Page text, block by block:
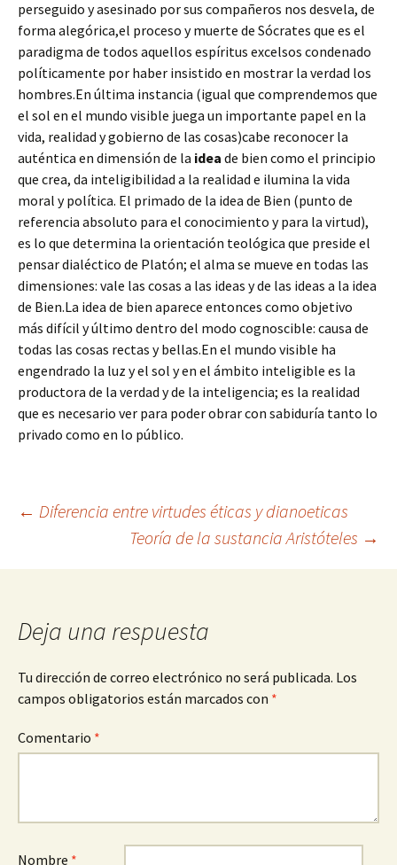
perseguido y asesinado por sus compañeros nos desvela, de
forma alegórica,el proceso y muerte de Sócrates que es el
paradigma de todos aquellos espíritus excelsos condenado
políticamente por haber insistido en mostrar la verdad los
hombres.En última instancia (igual que comprendemos que
el sol en el mundo visible juega un importante papel en la
vida, realidad y gobierno de las cosas)cabe reconocer la
auténtica en dimensión de la idea de bien como el principio
que crea, da inteligibilidad a la realidad e ilumina la vida
moral y política. El primado de la idea de Bien (punto de
referencia absoluto para el conocimiento y para la virtud),
es lo que determina la orientación teológica que preside el
pensar dialéctico de Platón; el alma se mueve en todas las
dimensiones: vale las cosas a las ideas y de las ideas a la idea
de Bien.La idea de bien aparece entonces como objetivo
más difícil y último dentro del modo cognoscible: causa de
todas las cosas rectas y bellas.En el mundo visible ha
engendrado la luz y el sol y en el ámbito inteligible es la
productora de la verdad y de la inteligencia; es la realidad
que es necesario ver para poder obrar con sabiduría tanto lo
privado como en lo público.
Navegación
de
entradas
← Diferencia entre virtudes éticas y dianoeticas
Teoría de la sustancia Aristóteles →
Deja una respuesta
Tu dirección de correo electrónico no será publicada. Los
campos obligatorios están marcados con *
Comentario *
Nombre *